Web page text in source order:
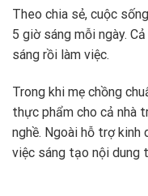
Theo chia sẻ, cuộc
5 giờ sáng mỗi ngày.
sáng rồi làm việc.
Trong khi mẹ chồng
thực phẩm cho cả nhà
nghề. Ngoài hỗ trợ kinh
việc sáng tạo nội dung